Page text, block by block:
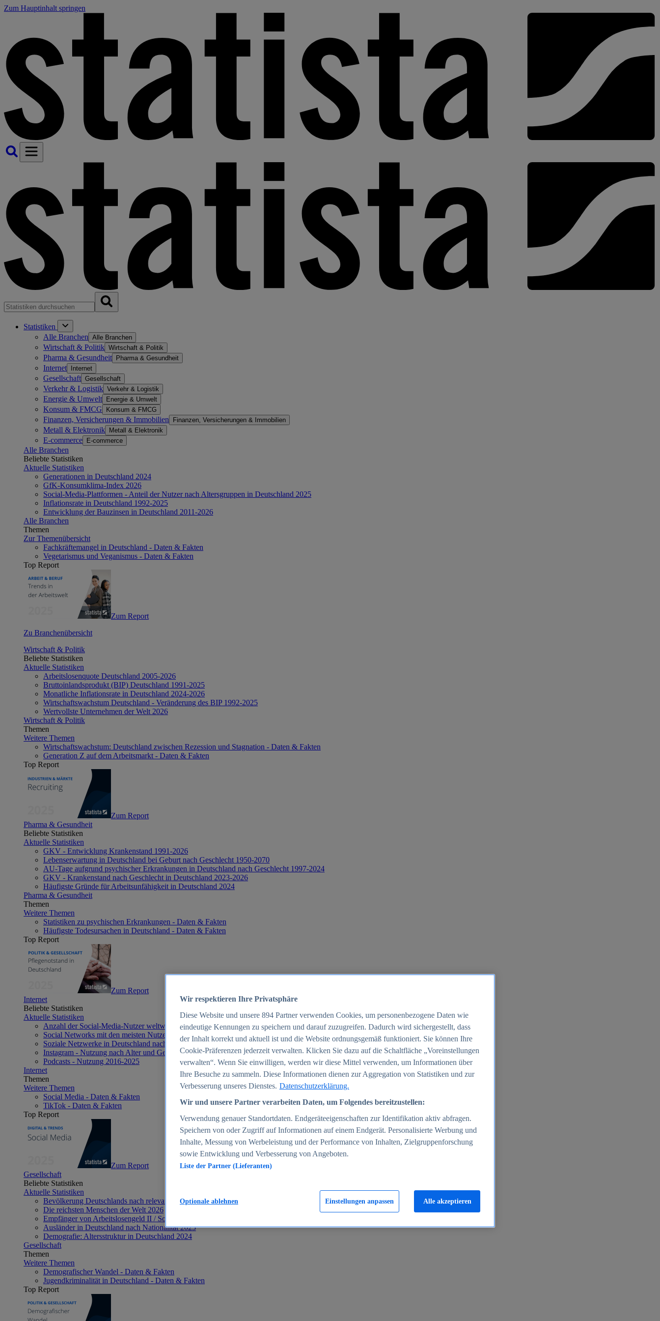
Zum Hauptinhalt springen
Statistiken
Alle Branchen Alle Branchen
Wirtschaft & Politik Wirtschaft & Politik
Pharma & Gesundheit Pharma & Gesundheit
Internet Internet
Gesellschaft Gesellschaft
Verkehr & Logistik Verkehr & Logistik
Energie & Umwelt Energie & Umwelt
Konsum & FMCG Konsum & FMCG
Finanzen, Versicherungen & Immobilien Finanzen, Versicherungen & Immobilien
Metall & Elektronik Metall & Elektronik
E-commerce E-commerce
Alle Branchen
Beliebte Statistiken
Aktuelle Statistiken
Generationen in Deutschland 2024
GfK-Konsumklima-Index 2026
Social-Media-Plattformen - Anteil der Nutzer nach Altersgruppen in Deutschland 2025
Inflationsrate in Deutschland 1992-2025
Entwicklung der Bauzinsen in Deutschland 2011-2026
Alle Branchen
Themen
Zur Themenübersicht
Fachkräftemangel in Deutschland - Daten & Fakten
Vegetarismus und Veganismus - Daten & Fakten
Top Report
Zum Report
Zu Branchenübersicht
Wirtschaft & Politik
Beliebte Statistiken
Aktuelle Statistiken
Arbeitslosenquote Deutschland 2005-2026
Bruttoinlandsprodukt (BIP) Deutschland 1991-2025
Monatliche Inflationsrate in Deutschland 2024-2026
Wirtschaftswachstum Deutschland - Veränderung des BIP 1992-2025
Wertvollste Unternehmen der Welt 2026
Wirtschaft & Politik
Themen
Weitere Themen
Wirtschaftswachstum: Deutschland zwischen Rezession und Stagnation - Daten & Fakten
Generation Z auf dem Arbeitsmarkt - Daten & Fakten
Top Report
Zum Report
Pharma & Gesundheit
Beliebte Statistiken
Aktuelle Statistiken
GKV - Entwicklung Krankenstand 1991-2026
Lebenserwartung in Deutschland bei Geburt nach Geschlecht 1950-2070
AU-Tage aufgrund psychischer Erkrankungen in Deutschland nach Geschlecht 1997-2024
GKV - Krankenstand nach Geschlecht in Deutschland 2023-2026
Häufigste Gründe für Arbeitsunfähigkeit in Deutschland 2024
Pharma & Gesundheit
Themen
Weitere Themen
Statistiken zu psychischen Erkrankungen - Daten & Fakten
Häufigste Todesursachen in Deutschland - Daten & Fakten
Top Report
Zum Report
Internet
Beliebte Statistiken
Aktuelle Statistiken
Anzahl der Social-Media-Nutzer weltweit 2012-2025
Social Networks mit den meisten Nutzern weltweit 2025
Soziale Netzwerke in Deutschland nach Generationen 2025
Instagram - Nutzung nach Alter und Geschlecht in Deutschland 2025
Podcasts - Nutzung 2016-2025
Internet
Themen
Weitere Themen
Social Media - Daten & Fakten
TikTok - Daten & Fakten
Top Report
Zum Report
Gesellschaft
Beliebte Statistiken
Aktuelle Statistiken
Bevölkerung Deutschlands nach relevanten Altersgruppen 2024
Die reichsten Menschen der Welt 2026
Empfänger von Arbeitslosengeld II / Sozialgeld / Bürgergeld in Deutschland 2005-2025
Ausländer in Deutschland nach Nationalität 2025
Demografie: Altersstruktur in Deutschland 2024
Gesellschaft
Themen
Weitere Themen
Demografischer Wandel - Daten & Fakten
Jugendkriminalität in Deutschland - Daten & Fakten
Top Report
Wir respektieren Ihre Privatsphäre
Diese Website und unsere 894 Partner verwenden Cookies, um personenbezogene Daten wie
eindeutige Kennungen zu speichern und darauf zuzugreifen. Dadurch wird sichergestellt, dass
der Inhalt korrekt und aktuell ist und die Website ordnungsgemäß funktioniert. Sie können Ihre
Cookie-Präferenzen jederzeit verwalten. Klicken Sie dazu auf die Schaltfläche „Voreinstellungen
verwalten“. Wenn Sie einwilligen, werden wir diese Mittel verwenden, um Informationen über
Ihre Besuche zu sammeln. Diese Informationen dienen zur Aggregation von Statistiken und zur
Verbesserung unseres Dienstes. Datenschutzerklärung.
Wir und unsere Partner verarbeiten Daten, um Folgendes bereitzustellen:
Verwendung genauer Standortdaten. Endgeräteeigenschaften zur Identifikation aktiv abfragen.
Speichern von oder Zugriff auf Informationen auf einem Endgerät. Personalisierte Werbung und
Inhalte, Messung von Werbeleistung und der Performance von Inhalten, Zielgruppenforschung
sowie Entwicklung und Verbesserung von Angeboten.
Liste der Partner (Lieferanten)
Einstellungen anpassen
Optionale ablehnen Alle akzeptieren